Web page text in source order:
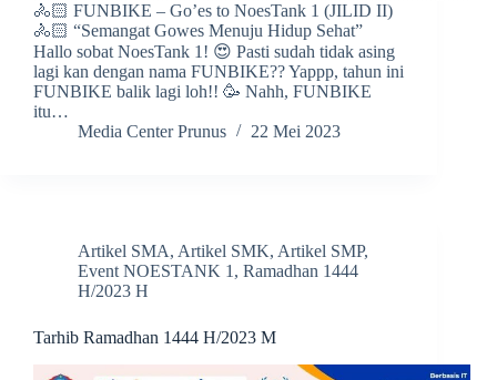
🚴🏻 FUNBIKE – Go’es to NoesTank 1 (JILID II)
🚴🏻 “Semangat Gowes Menuju Hidup Sehat”
Hallo sobat NoesTank 1! 😍 Pasti sudah tidak asing
lagi kan dengan nama FUNBIKE?? Yappp, tahun ini
FUNBIKE balik lagi loh!! 🥳 Nahh, FUNBIKE
itu…
Media Center Prunus
22 Mei 2023
Artikel SMA, Artikel SMK, Artikel SMP,
Event NOESTANK 1 , Ramadhan 1444
H/2023 H
Tarhib Ramadhan 1444 H/2023 M